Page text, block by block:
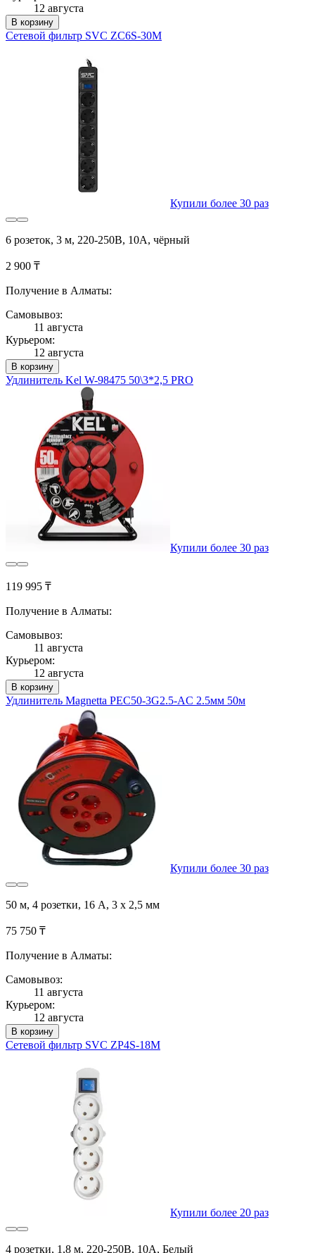
12 августа
В корзину
Сетевой фильтр SVC ZC6S-30M
Купили более 30 раз
6 розеток, 3 м, 220-250В, 10A, чёрный
2 900 ₸
Получение в Алматы:
Самовывоз:
11 августа
Курьером:
12 августа
В корзину
Удлинитель Kel W-98475 50\3*2,5 PRO
Купили более 30 раз
119 995 ₸
Получение в Алматы:
Самовывоз:
11 августа
Курьером:
12 августа
В корзину
Удлинитель Magnetta PEC50-3G2.5-AC 2.5мм 50м
Купили более 30 раз
50 м, 4 розетки, 16 А, 3 х 2,5 мм
75 750 ₸
Получение в Алматы:
Самовывоз:
11 августа
Курьером:
12 августа
В корзину
Сетевой фильтр SVC ZP4S-18M
Купили более 20 раз
4 розетки, 1,8 м, 220-250В, 10A, Белый